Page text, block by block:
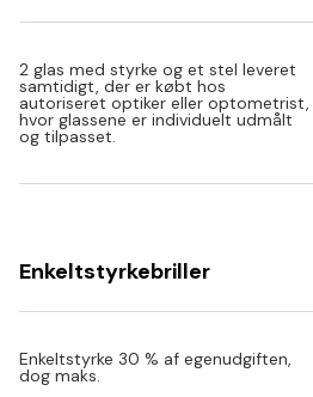
2 glas med styrke og et stel leveret
samtidigt, der er købt hos
autoriseret optiker eller optometrist,
hvor glassene er individuelt udmålt
og tilpasset.
Enkeltstyrkebriller
Enkeltstyrke 30 % af egenudgiften,
dog maks.